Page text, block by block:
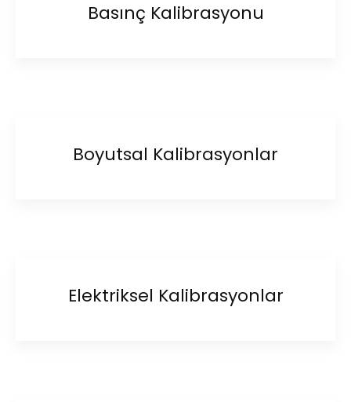
Basınç Kalibrasyonu
Boyutsal Kalibrasyonlar
Elektriksel Kalibrasyonlar